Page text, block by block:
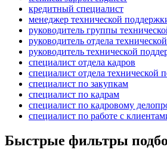
кредитный специалист
менеджер технической
руководитель группы
руководитель отдела
руководитель технической
специалист отдела кадров
специалист отдела технической
специалист по закупкам
специалист по кадрам
специалист по кадровому
специалист по работе с
Быстрые фильтры